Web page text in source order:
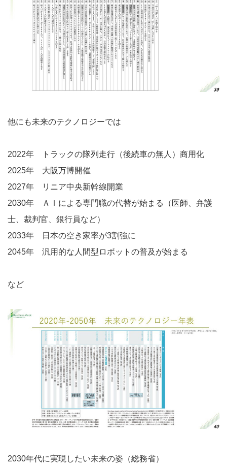
他にも未来のテクノロジーでは
2022年 トラックの隊列走行（後続車の無人）商用化
2025年 大阪万博開催
2027年 リニア中央新幹線開業
2030年 ＡＩによる専門職の代替が始まる（医師、弁護
士、裁判官、銀行員など）
2033年 日本の空き家率が3割強に
2045年 汎用的な人間型ロボットの普及が始まる
など
2030年代に実現したい未来の姿（総務省）